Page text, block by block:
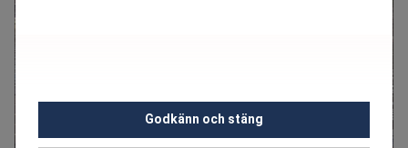
Godkänn och stäng